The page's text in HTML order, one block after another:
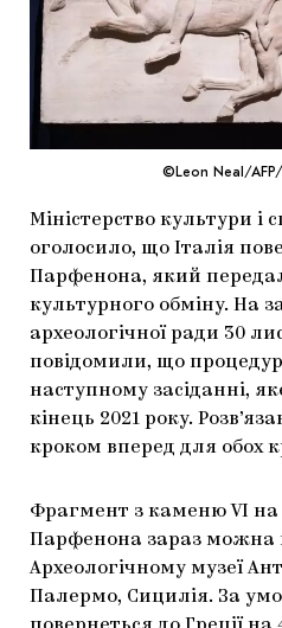
CARPATHIAN CULT
©Leon Neal/AFP/
Міністерство культури і
оголосило, що Італія
Парфенона, який
культурного обміну. На
археологічної ради 30
повідомили, що
наступному засіданні,
кінець 2021 року.
кроком вперед для обох
Фрагмент з каменю VI на
Парфенона зараз можна
Археологічному музеї
Палермо, Сицилія. За